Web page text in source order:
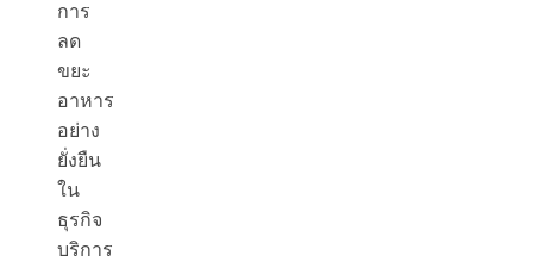
การ
ลด
ขยะ
อาหาร
อย่าง
ยั่งยืน
ใน
ธุรกิจ
บริการ